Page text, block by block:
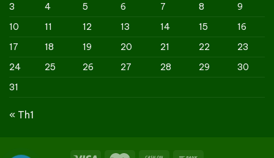
3
4 5 6 7 8
9
10
11 12 13 14 15
16
17
18 19 20 21 22
23
24
25 26 27 28 29
30
31
« Th1